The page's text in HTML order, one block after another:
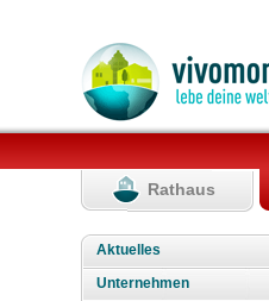
Rathaus
Aktuelles
Unternehmen